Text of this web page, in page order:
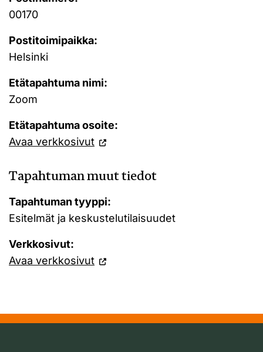
00170
Postitoimipaikka:
Helsinki
Etätapahtuma nimi:
Zoom
Etätapahtuma osoite:
Avaa verkkosivut
Tapahtuman muut tiedot
Tapahtuman tyyppi:
Esitelmät ja keskustelutilaisuudet
Verkkosivut:
Avaa verkkosivut